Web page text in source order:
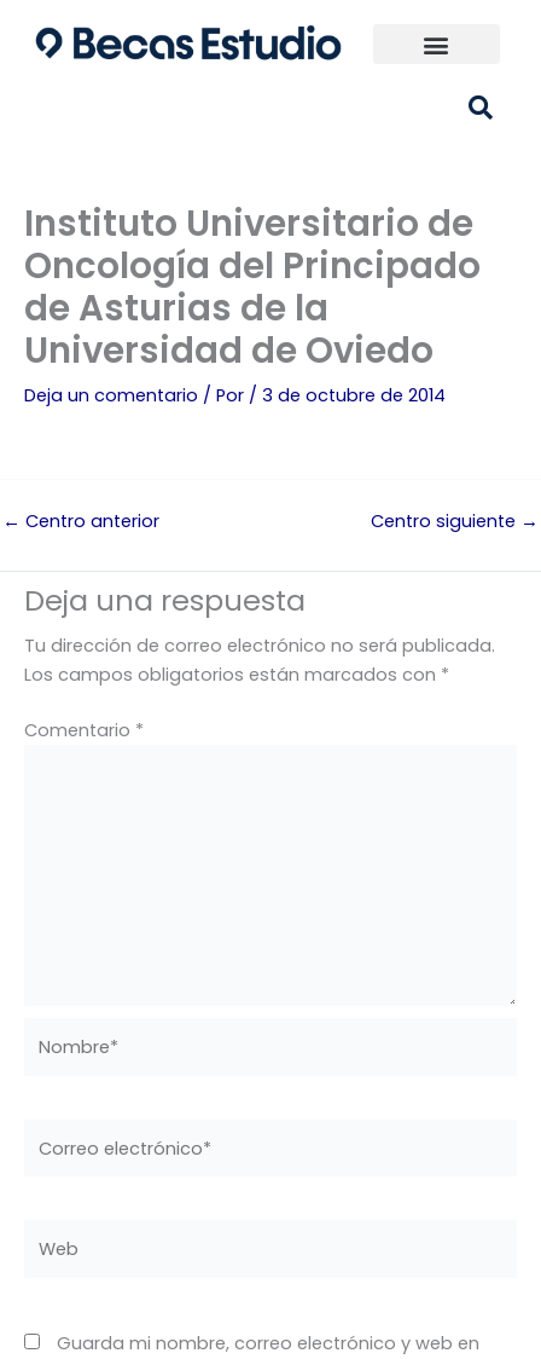
Instituto Universitario de
Oncología del Principado
de Asturias de la
Universidad de Oviedo
Deja un comentario / Por / 3 de octubre de 2014
← Centro anterior Centro siguiente →
Deja una respuesta
Tu dirección de correo electrónico no será publicada.
Los campos obligatorios están marcados con *
Comentario *
electrónico*
Guarda mi nombre, correo electrónico y web en